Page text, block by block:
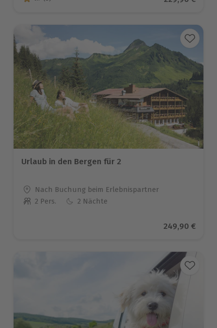
4.7 von 5 Sternen basierend auf 3 Bewertungen
Urlaub in den Bergen für 2
Standort
Nach Buchung beim Erlebnispartner
Anzahl der Teilnehmer
2 Pers. 2 Nächte
Aktueller
249,90 €